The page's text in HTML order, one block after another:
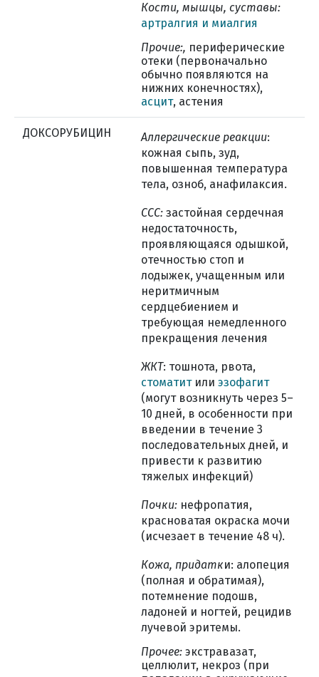
Кости, мышцы, суставы:
артралгия и миалгия
Прочие:, периферические
отеки (первоначально
обычно появляются на
нижних конечностях),
асцит, астения
ДОКСОРУБИЦИН Аллергические реакции:
кожная сыпь, зуд,
повышенная температура
тела, озноб, анафилаксия.
ССС: застойная сердечная
недостаточность,
проявляющаяся одышкой,
отечностью стоп и
лодыжек, учащенным или
неритмичным
сердцебиением и
требующая немедленного
прекращения лечения
ЖКТ: тошнота, рвота,
стоматитили эзофагит
(могут возникнуть через 5–
10 дней, в особенности при
введении в течение 3
последовательных дней, и
привести к развитию
тяжелых инфекций)
Почки: нефропатия,
красноватая окраска мочи
(исчезает в течение 48 ч).
Кожа, придатки: алопеция
(полная и обратимая),
потемнение подошв,
ладоней и ногтей, рецидив
лучевой эритемы.
Прочее: экстравазат,
целлюлит, некроз (при